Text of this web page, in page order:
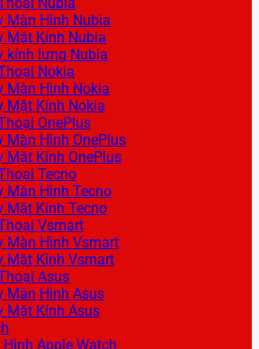
Màn Hình Nubia
Mặt Kính Nubia
kính lưng Nubia
Nokia
Màn Hình Nokia
Mặt Kính Nokia
OnePlus
Màn Hình OnePlus
Mặt Kính OnePlus
Tecno
Màn Hình Tecno
Mặt Kính Tecno
Vsmart
Màn Hình Vsmart
Mặt Kính Vsmart
Asus
Màn Hình Asus
Mặt Kính Asus
Apple Watch